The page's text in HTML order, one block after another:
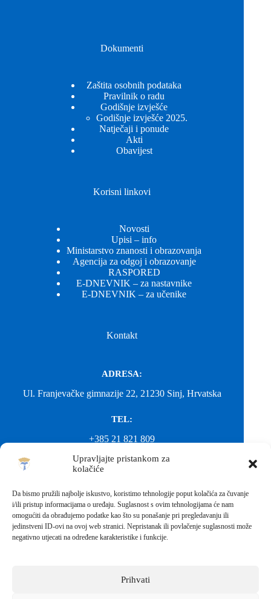
Upravljajte pristankom za
kolačiće
Da bismo pružili najbolje iskustvo, koristimo tehnologije poput kolačića za čuvanje
i/ili pristup informacijama o uređaju. Suglasnost s ovim tehnologijama će nam
omogućiti da obrađujemo podatke kao što su ponašanje pri pregledavanju ili
jedinstveni ID-ovi na ovoj web stranici. Nepristanak ili povlačenje suglasnosti može
negativno utjecati na određene karakteristike i funkcije.
Prihvati
Dokumenti
Zaštita osobnih podataka
Pravilnik o radu
Godišnje izvješće
Godišnje izvješće 2025.
Natječaji i ponude
Akti
Obavijest
Korisni linkovi
Novosti
Upisi – info
Ministarstvo znanosti i obrazovanja
Agencija za odgoj i obrazovanje
RASPORED
E-DNEVNIK – za nastavnike
E-DNEVNIK – za učenike
Kontakt
ADRESA:
Ul. Franjevačke gimnazije 22, 21230 Sinj, Hrvatska
TEL:
+385 21 821 809
EMAIL:
EMAIL:
fkgsinj@gmail.com
Svako neovlašteno preuzimanje fotografija i sadržaja s ove web
Sva prava pridržana © 2026 - FRANJEVAČKA KLASIČNA